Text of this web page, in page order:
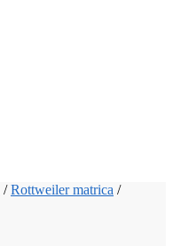
/Rottweiler matrica /